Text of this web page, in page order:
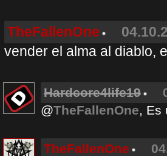
TheFallenOne
vender el alma al diablo,
Hardcore4life19
@TheFallenOne, Es
TheFallenOne